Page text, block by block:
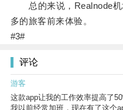
总的来说，Realnode机
多的旅客前来体验。
#3#
评论
游客
这款app让我的工作效率提高了
我以前经常加班，现在有了这个